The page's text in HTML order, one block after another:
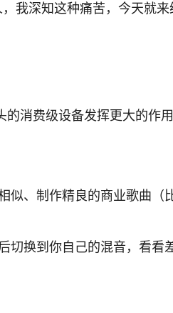
我深知这种痛苦，今天就
消费级设备发挥更大的作用
似、制作精良的商业歌曲
换到你自己的混音，看看